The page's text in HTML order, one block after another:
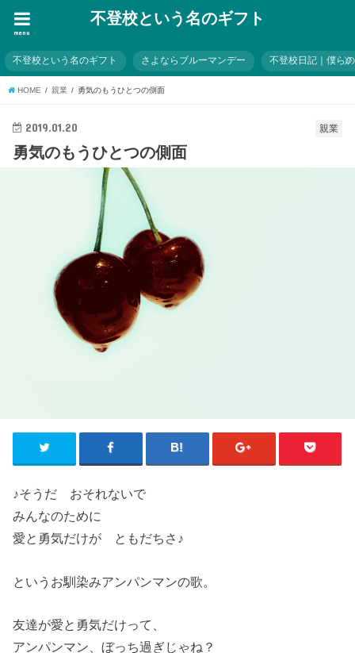
不登校という名のギフト
menu
不登校という名のギフト さよならブルーマンデー 不登校日記｜僕ら
HOME 親業 勇気のもうひとつの側面
親業
2019.01.20
勇気のもうひとつの側面
♪そうだ おそれないで
みんなのために
愛と勇気だけが ともだちさ♪
というお馴染みアンパンマンの歌。
友達が愛と勇気だけって、
アンパンマン、ぼっち過ぎじゃね？